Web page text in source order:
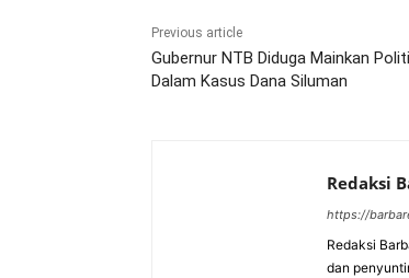
Previous article
Gubernur NTB Diduga Mainkan
Dalam Kasus Dana Siluman
Redaksi
https://
Redaksi
dan